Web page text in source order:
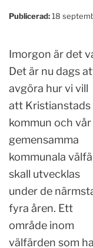
Publicerad:18
Imorgon är det
Det är nu dags
avgöra hur vi vill
att Kristianstads
kommun och vår
gemensamma
kommunala
skall utvecklas
under de
fyra åren. Ett
område inom
välfärden som